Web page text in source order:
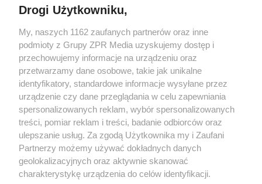
Żaden utwór zamieszczony w serwisie nie może być powielany i
rozpowszechniany lub dalej rozpowszechniany w jakikolwiek sposób (w
tym także elektroniczny lub mechaniczny) na jakimkolwiek polu
eksploatacji w jakiejkolwiek formie, włącznie z umieszczaniem w
Internecie bez pisemnej zgody właściciela praw. Jakiekolwiek użycie lub
wykorzystanie utworów w całości lub w części z naruszeniem prawa,
tzn. bez właściwej zgody, jest zabronione pod groźbą kary i może być
ścigane prawnie.
Drogi Użytkowniku,
My, naszych 1162 zaufanych partnerów oraz inne
podmioty z Grupy ZPR Media uzyskujemy dostęp i
przechowujemy informacje na urządzeniu oraz
przetwarzamy dane osobowe, takie jak unikalne
identyfikatory, standardowe informacje wysyłane przez
urządzenie czy dane przeglądania w celu zapewniania
spersonalizowanych reklam, wybór spersonalizowanych
treści, pomiar reklam i treści, badanie odbiorców oraz
ulepszanie usług. Za zgodą Użytkownika my i Zaufani
Partnerzy możemy używać dokładnych danych
geolokalizacyjnych oraz aktywnie skanować
charakterystykę urządzenia do celów identyfikacji.